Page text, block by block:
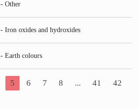
- Other
- Iron oxides and hydroxides
- Earth colours
5 6 7 8 ... 41
42